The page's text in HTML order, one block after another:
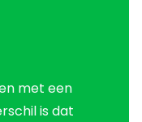
met een
is dat